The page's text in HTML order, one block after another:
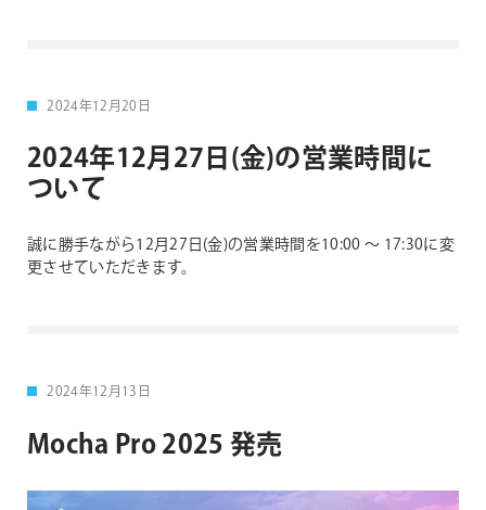
2024年12月20日
2024年12月27日(金)の営業時間に
ついて
誠に勝手ながら12月27日(金)の営業時間を10:00 〜 17:30に変
更させていただきます。
2024年12月13日
Mocha Pro 2025 発売